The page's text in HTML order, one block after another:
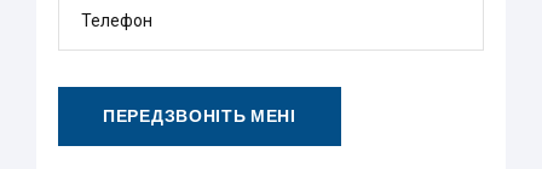
Телефон
ПЕРЕДЗВОНІТЬ МЕНІ